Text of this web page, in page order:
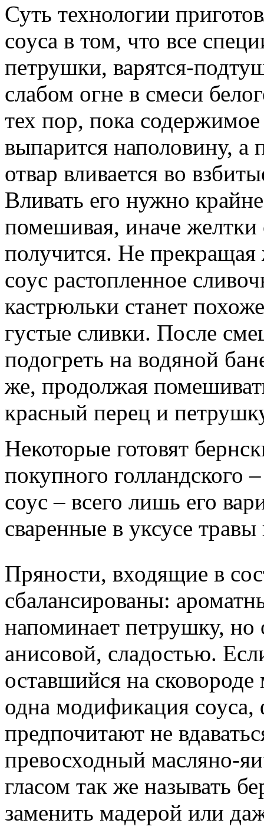
Суть технологии
соуса в том, что все
петрушки, варятся-
слабом огне в смеси
тех пор, пока содержимое
выпарится наполовину, а
отвар вливается во
Вливать его нужно
помешивая, иначе желтки
получится. Не
соус растопленное
кастрюльки станет
густые сливки. После
подогреть на водяной
же, продолжая
красный перец и
Некоторые готовят
покупного голландского
соус – всего лишь его
сваренные в уксусе
Пряности, входящие в
сбалансированы:
напоминает петрушку, но
анисовой, сладостью.
оставшийся на
одна модификация
предпочитают не
превосходный масляно-
гласом так же называть
заменить мадерой или